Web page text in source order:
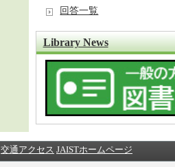
回答一覧
Library News
交通アクセス JAISTホームページ